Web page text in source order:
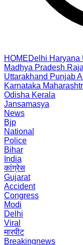
HOMEDelhi Haryana
Madhya Pradesh
Uttarakhand Punjab
Karnataka
Odisha Kerala
Jansamasya
News
Bjp
National
Police
Bihar
India
कांग्रेस
Gujarat
Accident
Congress
Modi
Delhi
Viral
मारपीट
Breakingnews